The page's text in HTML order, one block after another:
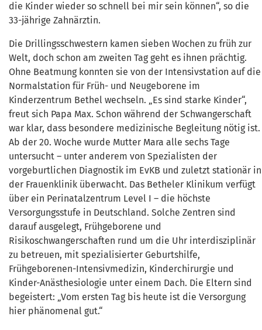
die Kinder wieder so schnell bei mir sein können“, so die
33-jährige Zahnärztin.
Die Drillingsschwestern kamen sieben Wochen zu früh zur
Welt, doch schon am zweiten Tag geht es ihnen prächtig.
Ohne Beatmung konnten sie von der Intensivstation auf die
Normalstation für Früh- und Neugeborene im
Kinderzentrum Bethel wechseln. „Es sind starke Kinder“,
freut sich Papa Max. Schon während der Schwangerschaft
war klar, dass besondere medizinische Begleitung nötig ist.
Ab der 20. Woche wurde Mutter Mara alle sechs Tage
untersucht – unter anderem von Spezialisten der
vorgeburtlichen Diagnostik im EvKB und zuletzt stationär in
der Frauenklinik überwacht. Das Betheler Klinikum verfügt
über ein Perinatalzentrum Level I – die höchste
Versorgungsstufe in Deutschland. Solche Zentren sind
darauf ausgelegt, Frühgeborene und
Risikoschwangerschaften rund um die Uhr interdisziplinär
zu betreuen, mit spezialisierter Geburtshilfe,
Frühgeborenen-Intensivmedizin, Kinderchirurgie und
Kinder-Anästhesiologie unter einem Dach. Die Eltern sind
begeistert: „Vom ersten Tag bis heute ist die Versorgung
hier phänomenal gut.“